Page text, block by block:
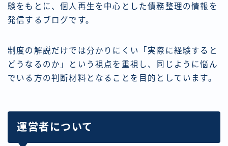
験をもとに、個人再生を中心とした債務整理の情報を
発信するブログです。
制度の解説だけでは分かりにくい「実際に経験すると
どうなるのか」という視点を重視し、同じように悩ん
でいる方の判断材料となることを目的としています。
運営者について